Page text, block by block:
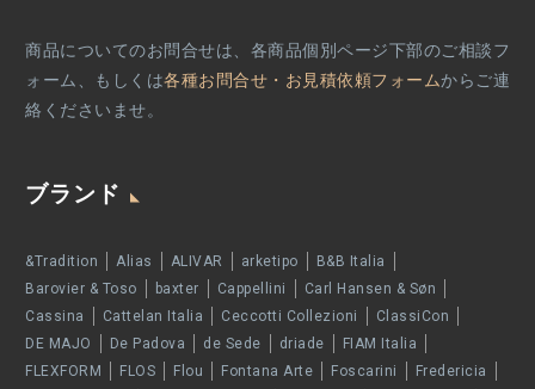
商品についてのお問合せは、各商品個別ページ下部のご相談フ
ォーム、もしくは各種お問合せ・お見積依頼フォームからご連
絡くださいませ。
ブランド
&Tradition Alias ALIVAR arketipo
B&B Italia
Barovier & Toso
baxter Cappellini
Carl Hansen & Søn
Cassina
Cattelan Italia Ceccotti Collezioni
ClassiCon
DE MAJO
De Padova de Sede driade
FIAM Italia
FLEXFORM
FLOS Flou Fontana Arte Foscarini
Fredericia